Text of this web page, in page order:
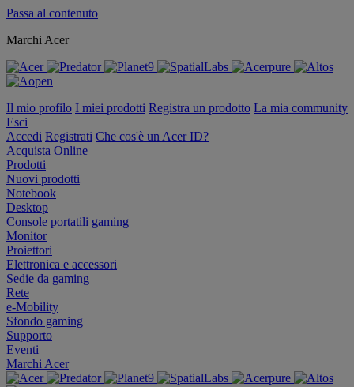
Passa al contenuto
Marchi Acer
Il mio profilo I miei prodotti Registra un prodotto La mia community
Esci
Accedi Registrati Che cos'è un Acer ID?
Acquista Online
Prodotti
Nuovi prodotti
Notebook
Desktop
Console portatili gaming
Monitor
Proiettori
Elettronica e accessori
Sedie da gaming
Rete
e-Mobility
Sfondo gaming
Supporto
Eventi
Marchi Acer